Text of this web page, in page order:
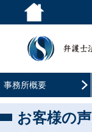
事務所概要
お客様の